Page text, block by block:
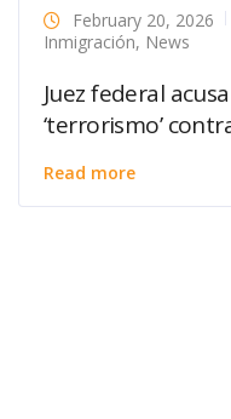
February 20, 2026
Inmigración, News
Juez federal
‘terrorismo’
Read more